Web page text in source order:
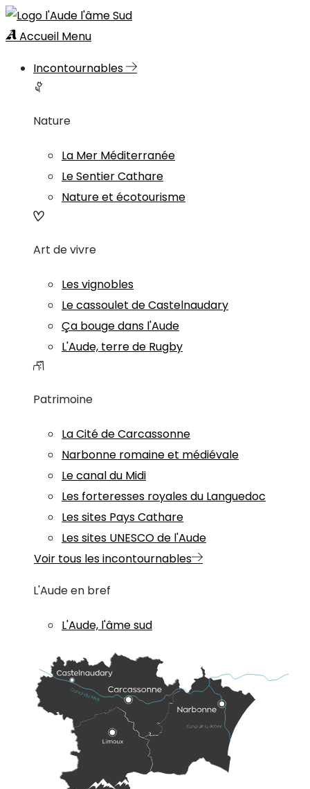
Accueil Menu
Incontournables
Nature
La Mer Méditerranée
Le Sentier Cathare
Nature et écotourisme
Art de vivre
Les vignobles
Le cassoulet de Castelnaudary
Ça bouge dans l'Aude
L'Aude, terre de Rugby
Patrimoine
La Cité de Carcassonne
Narbonne romaine et médiévale
Le canal du Midi
Les forteresses royales du Languedoc
Les sites Pays Cathare
Les sites UNESCO de l'Aude
Voir tous les incontournables
L'Aude en bref
L'Aude, l'âme sud